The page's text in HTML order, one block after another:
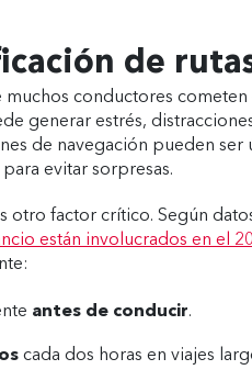
de
conductores cometen
generar estrés,
de navegación pueden ser
para evitar sorpresas.
otro factor crítico. Según
están involucrados en el
antes de conducir.
cada dos horas en viajes